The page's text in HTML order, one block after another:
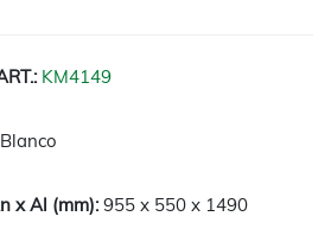
KM4149
Blanco
955 x 550 x 1490